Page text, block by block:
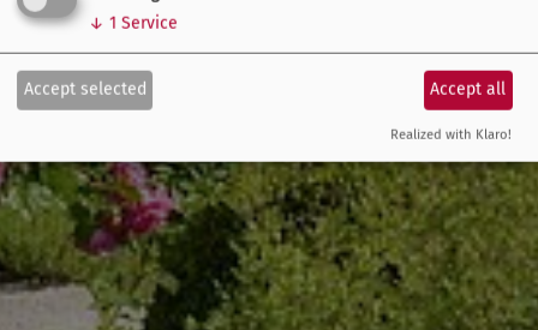
↓ 1 Service
Accept selected Accept all
Realized with Klaro!